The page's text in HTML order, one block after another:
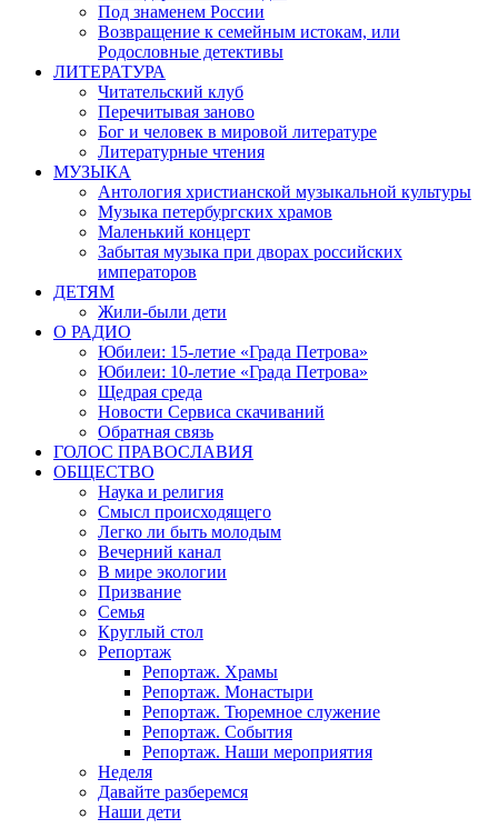
Под знаменем России
Возвращение к семейным истокам, или
Родословные детективы
ЛИТЕРАТУРА
Читательский клуб
Перечитывая заново
Бог и человек в мировой литературе
Литературные чтения
МУЗЫКА
Антология христианской музыкальной культуры
Музыка петербургских храмов
Маленький концерт
Забытая музыка при дворах российских
императоров
ДЕТЯМ
Жили-были дети
О РАДИО
Юбилеи: 15-летие «Града Петрова»
Юбилеи: 10-летие «Града Петрова»
Щедрая среда
Новости Сервиса скачиваний
Обратная связь
ГОЛОС ПРАВОСЛАВИЯ
ОБЩЕСТВО
Наука и религия
Смысл происходящего
Легко ли быть молодым
Вечерний канал
В мире экологии
Призвание
Семья
Круглый стол
Репортаж
Репортаж. Храмы
Репортаж. Монастыри
Репортаж. Тюремное служение
Репортаж. События
Репортаж. Наши мероприятия
Неделя
Давайте разберемся
Наши дети